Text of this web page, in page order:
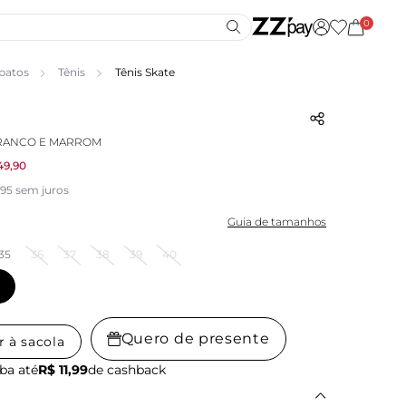
0
Tênis Tênis Skate
E MARROM
sem juros
Guia de tamanhos
36 37 38 39 40
à sacola Quero de presente
atéR$ 11,99de cashback